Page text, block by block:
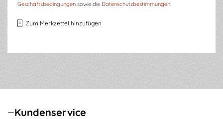
Geschäftsbedingungen sowie die Datenschutzbestimmungen.
Zum Merkzettel hinzufügen
Kundenservice